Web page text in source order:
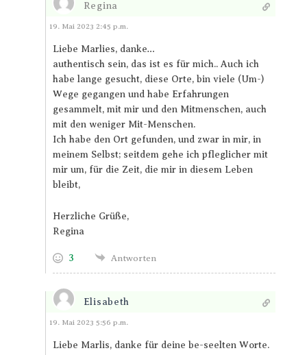
Regina
Antworten
19. Mai 2023 2:45 p.m.
Liebe Marlies, danke…
authentisch sein, das ist es für mich.. Auch ich
habe lange gesucht, diese Orte, bin viele (Um-)
Wege gegangen und habe Erfahrungen
gesammelt, mit mir und den Mitmenschen, auch
mit den weniger Mit-Menschen.
Ich habe den Ort gefunden, und zwar in mir, in
meinem Selbst; seitdem gehe ich pfleglicher mit
mir um, für die Zeit, die mir in diesem Leben
bleibt,
Herzliche Grüße,
Regina
3 Antworten
Elisabeth
Antworten
19. Mai 2023 5:56 p.m.
Liebe Marlis, danke für deine be-seelten Worte.